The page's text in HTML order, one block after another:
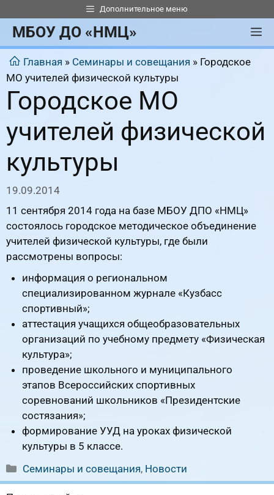
к
содержимому
Дополнительное меню
МБОУ ДО «НМЦ»
Главная » Семинары и совещания » Городское
МО учителей физической культуры
Городское МО
учителей физической
культуры
19.09.2014
11 сентября 2014 года на базе МБОУ ДПО «НМЦ»
состоялось городское методическое объединение
учителей физической культуры, где были
рассмотрены вопросы:
информация о региональном
специализированном журнале «Кузбасс
спортивный»;
аттестация учащихся общеобразовательных
организаций по учебному предмету «Физическая
культура»;
проведение школьного и муниципального
этапов Всероссийских спортивных
соревнований школьников «Президентские
состязания»;
формирование УУД на уроках физической
культуры в 5 классе.
Рубрики
Семинары и совещания, Новости